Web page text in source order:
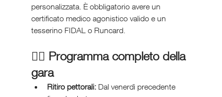
personalizzata. È obbligatorio avere un
certificato medico agonistico valido e un
tesserino FIDAL o Runcard.
🏃‍♂️ Programma completo della
gara
Ritiro pettorali: Dal venerdì precedente